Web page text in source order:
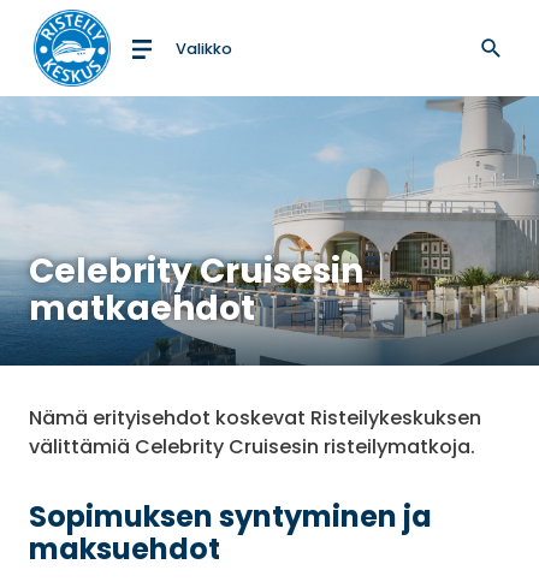
Etusivulle
Valikko
Celebrity Cruisesin
matkaehdot
Nämä erityisehdot koskevat Risteilykeskuksen
välittämiä Celebrity Cruisesin risteilymatkoja.
Sopimuksen syntyminen ja
maksuehdot